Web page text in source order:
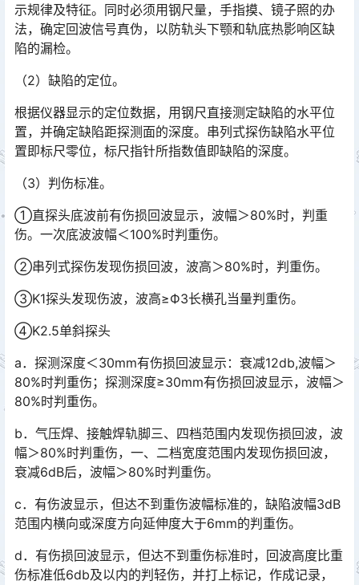
示规律及特征。同时必须用钢尺量，手指摸、镜子照的办
法，确定回波信号真伪，以防轨头下颚和轨底热影响区缺
陷的漏检。󠅅󠅃󠄵󠅂󠄪󠇖󠆨󠆨󠇕󠆞󠆒󠅬󠇘󠆭󠆘󠇙󠆝󠅵󠇗󠆭󠆁󠄐󠇗󠅹󠅸󠇖󠆍󠅳󠇖󠅹󠅰󠇖󠆌󠅹
（2）缺陷的定位。
根据仪器显示的定位数据，用钢尺直接测定缺陷的水平位
置，并确定缺陷距探测面的深度。串列式探伤缺陷水平位
置即标尺零位，标尺指针所指数值即缺陷的深度。
（3）判伤标准。
①直探头底波前有伤损回波显示，波幅＞80%时，判重
伤。一次底波波幅＜100%时判重伤。
②串列式探伤发现伤损回波，波高＞80%时，判重伤。
③K1探头发现伤波，波高≥Ф3长横孔当量判重伤。
④K2.5单斜探头
a．探测深度＜30mm有伤损回波显示：衰减12db,波幅＞
80%时判重伤；探测深度≥30mm有伤损回波显示，波幅＞
80%时判重伤。
b．气压焊、接触焊轨脚三、四档范围内发现伤损回波，波
幅＞80%时判重伤，一、二档宽度范围内发现伤损回波，
衰减6dB后，波幅＞80%时判重伤。
c．有伤波显示，但达不到重伤波幅标准的，缺陷波幅3dB
范围内横向或深度方向延伸度大于6mm的判重伤。
d．有伤损回波显示，但达不到重伤标准时，回波高度比重
伤标准低6db及以内的判轻伤，并打上标记，作成记录，